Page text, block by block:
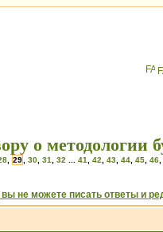
о методологии
29 30 31 32 41 42 43 44 45 46